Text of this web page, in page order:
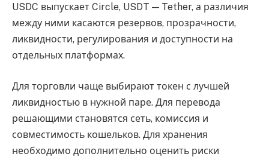
USDC выпускает Circle, USDT — Tether, а различия
между ними касаются резервов, прозрачности,
ликвидности, регулирования и доступности на
отдельных платформах.
Для торговли чаще выбирают токен с лучшей
ликвидностью в нужной паре. Для перевода
решающими становятся сеть, комиссия и
совместимость кошельков. Для хранения
необходимо дополнительно оценить риски